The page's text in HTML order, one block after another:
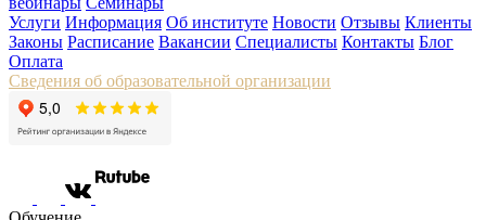
Услуги Информация Об институте Новости Отзывы Клиенты
Законы Расписание Вакансии Специалисты Контакты Блог
Оплата
Сведения об образовательной организации